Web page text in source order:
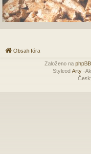
Obsah fóra
Založeno na phpBB
Styleod Arty-